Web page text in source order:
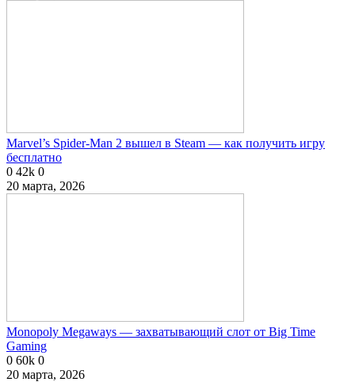
Marvel’s Spider-Man 2 вышел в Steam — как получить игру
бесплатно
0 42k 0
20 марта, 2026
Monopoly Megaways — захватывающий слот от Big Time
Gaming
0 60k 0
20 марта, 2026